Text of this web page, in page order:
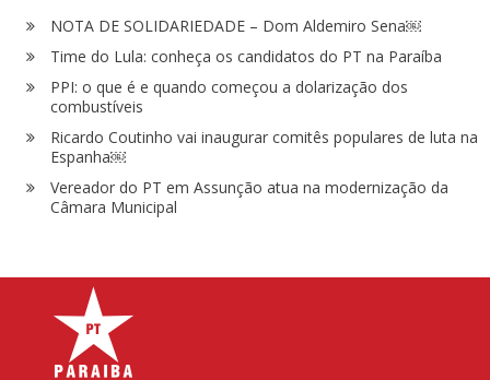
NOTA DE SOLIDARIEDADE – Dom Aldemiro Sena￼
Time do Lula: conheça os candidatos do PT na Paraíba
PPI: o que é e quando começou a dolarização dos
combustíveis
Ricardo Coutinho vai inaugurar comitês populares de luta na
Espanha￼
Vereador do PT em Assunção atua na modernização da
Câmara Municipal